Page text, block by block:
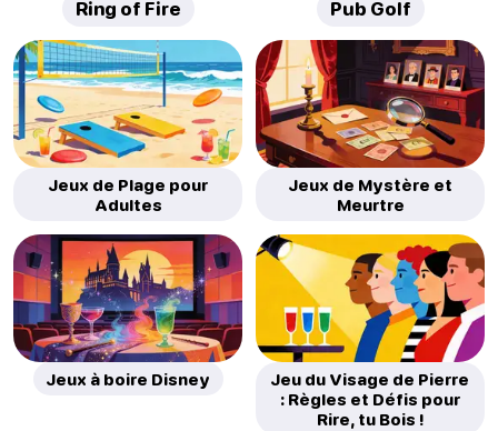
Ring of Fire Pub Golf
Jeux de Plage pour
Adultes
Jeux de Mystère et
Meurtre
Jeux à boire Disney
Jeu du Visage de Pierre
: Règles et Défis pour
Rire, tu Bois !